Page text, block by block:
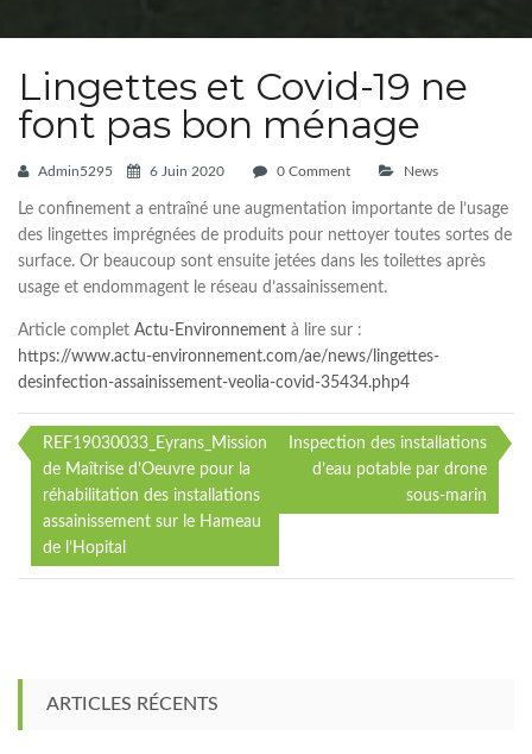
Lingettes et Covid-19 ne
font pas bon ménage
Admin5295 6 Juin 2020 0 Comment News
Le confinement a entraîné une augmentation importante de l’usage
des lingettes imprégnées de produits pour nettoyer toutes sortes de
surface. Or beaucoup sont ensuite jetées dans les toilettes après
usage et endommagent le réseau d’assainissement.
Article complet Actu-Environnement à lire sur :
https://www.actu-environnement.com/ae/news/lingettes-
desinfection-assainissement-veolia-covid-35434.php4
Navigation
de
l’article
REF19030033_Eyrans_Mission
de Maîtrise d’Oeuvre pour la
réhabilitation des installations
assainissement sur le Hameau
de l’Hopital
Inspection des installations
d’eau potable par drone
sous-marin
ARTICLES RÉCENTS